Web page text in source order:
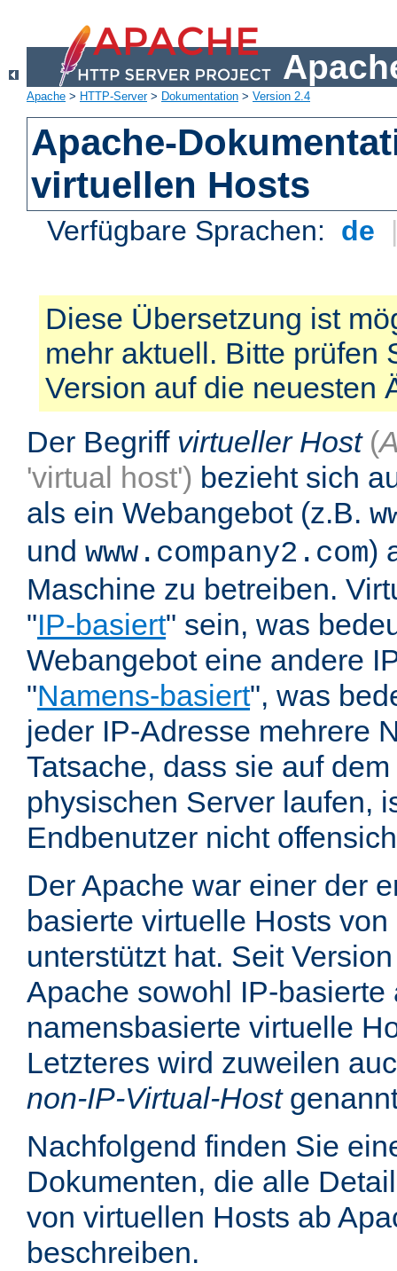
Apache > HTTP-Server> Dokumentation > Version 2.4
Apache-
virtuellen Hosts
Verfügbare Sprachen: de
Diese Übersetzung ist
mehr aktuell. Bitte prüfen
Version auf die neuesten
Der Begriff virtueller Host (
'virtual host') bezieht sich
als ein Webangebot (z.B.
und www.company2.com)
Maschine zu betreiben.
"IP-basiert" sein, was
Webangebot eine andere
"Namens-basiert", was
jeder IP-Adresse mehrere
Tatsache, dass sie auf
physischen Server laufen,
Endbenutzer nicht
Der Apache war einer der
basierte virtuelle Hosts
unterstützt hat. Seit
Apache sowohl IP-basierte
namensbasierte virtuelle
Letzteres wird zuweilen
non-IP-Virtual-Host
Nachfolgend finden Sie
Dokumenten, die alle
von virtuellen Hosts ab
beschreiben.